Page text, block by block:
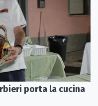
porta la cucina